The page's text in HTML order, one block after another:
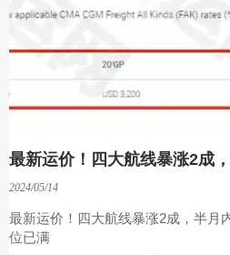
最新运价！四大航线暴涨2成
2024/05/14
最新运价！四大航线暴涨2成，半月
位已满